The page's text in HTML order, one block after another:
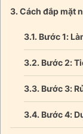
Cách đắp mặt
Bước 1:
Bước 2:
Bước 3:
Bước 4: